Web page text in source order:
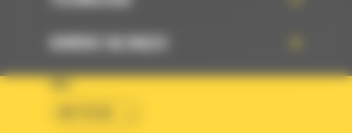
DOWIEDZ SIĘ WIĘCEJ
KRAJ